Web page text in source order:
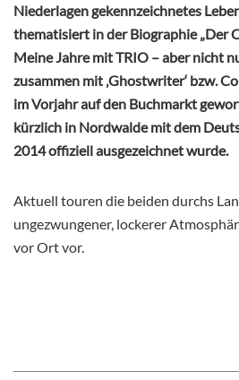
Niederlagen gekennzeichnetes
thematisiert in der Biographie „Der
Meine Jahre mit TRIO – aber nicht
zusammen mit ‚Ghostwriter‘ bzw.
im Vorjahr auf den Buchmarkt
kürzlich in Nordwalde mit dem
2014 offiziell ausgezeichnet wurde.
Aktuell touren die beiden durchs
ungezwungener, lockerer
vor Ort vor.